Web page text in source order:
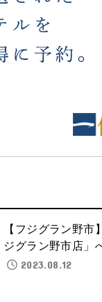
【フジグラン野市
ジグラン野市店」
2023.08.12